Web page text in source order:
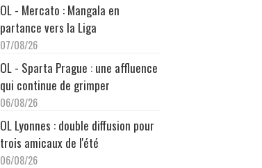
OL - Mercato : Mangala en
partance vers la Liga
07/08/26
OL - Sparta Prague : une affluence
qui continue de grimper
06/08/26
OL Lyonnes : double diffusion pour
trois amicaux de l'été
06/08/26